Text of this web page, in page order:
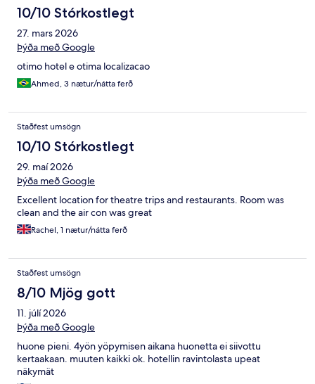
10/10 Stórkostlegt
27. mars 2026
Þýða með Google
otimo hotel e otima localizacao
Ahmed, 3 nætur/nátta ferð
Staðfest umsögn
10/10 Stórkostlegt
29. maí 2026
Þýða með Google
Excellent location for theatre trips and restaurants. Room was
clean and the air con was great
Rachel, 1 nætur/nátta ferð
Staðfest umsögn
8/10 Mjög gott
11. júlí 2026
Þýða með Google
huone pieni. 4yön yöpymisen aikana huonetta ei siivottu
kertaakaan. muuten kaikki ok. hotellin ravintolasta upeat
näkymät